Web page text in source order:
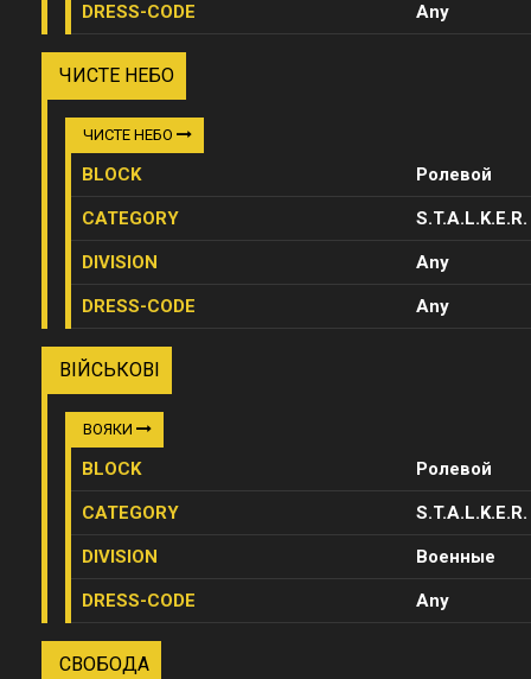
DRESS-CODE Any
ЧИСТЕ НЕБО
ЧИСТЕ НЕБО
BLOCK Ролевой
CATEGORY S.T.A.L.K.E.R.
DIVISION Any
DRESS-CODE Any
ВІЙСЬКОВІ
ВОЯКИ
BLOCK Ролевой
CATEGORY S.T.A.L.K.E.R.
DIVISION Военные
DRESS-CODE Any
СВОБОДА